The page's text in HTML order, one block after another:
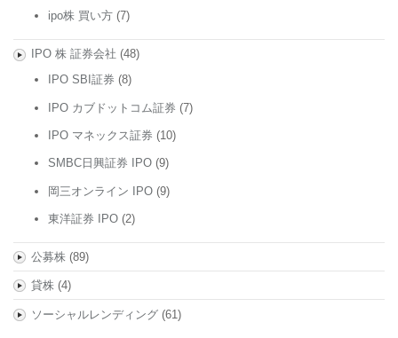
ipo株 買い方 (7)
IPO 株 証券会社 (48)
IPO SBI証券 (8)
IPO カブドットコム証券 (7)
IPO マネックス証券 (10)
SMBC日興証券 IPO (9)
岡三オンライン IPO (9)
東洋証券 IPO (2)
公募株(89)
貸株(4)
ソーシャルレンディング(61)